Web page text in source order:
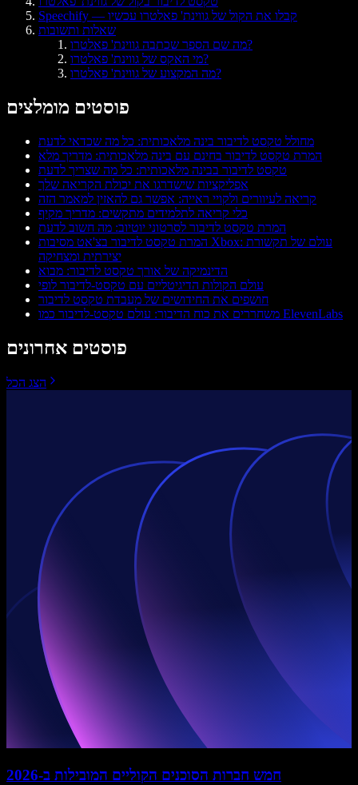
Speechify — קבלו את הקול של גווינת' פאלטרו עכשיו
שאלות ותשובות
מה שם הספר שכתבה גווינת' פאלטרו?
מי האקס של גווינת' פאלטרו?
מה המקצוע של גווינת' פאלטרו?
פוסטים מומלצים
מחולל טקסט לדיבור בינה מלאכותית: כל מה שכדאי לדעת
המרת טקסט לדיבור בחינם עם בינה מלאכותית: מדריך מלא
טקסט לדיבור בבינה מלאכותית: כל מה שצריך לדעת
אפליקציות שישדרגו את יכולת הקריאה שלך
קריאה לעיוורים ולקויי ראייה: אפשר גם להאזין למאמר הזה
כלי קריאה לתלמידים מתקשים: מדריך מקיף
המרת טקסט לדיבור לסרטוני יוטיוב: מה חשוב לדעת
המרת טקסט לדיבור בצ'אט מסיבות Xbox: עולם של תקשורת
יצירתית ומצחיקה
הדינמיקה של אורך טקסט לדיבור: מבוא
עולם הקולות הדיגיטליים עם טקסט‑לדיבור לופי
חושפים את החידושים של מעבדת טקסט לדיבור
משחררים את כוח הדיבור: עולם טקסט-לדיבור כמו ElevenLabs
פוסטים אחרונים
הצג הכל
חמש חברות הסוכנים הקוליים המובילות ב-2026